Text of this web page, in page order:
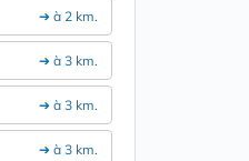
➔ à 2 km.
➔ à 3 km.
➔ à 3 km.
➔ à 3 km.